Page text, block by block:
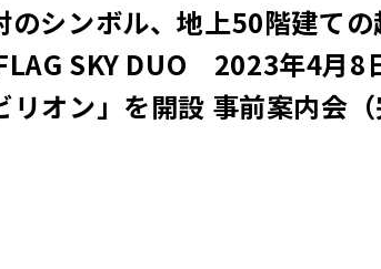
シンボル、地上50階建て
SKY DUO 2023年4月8日
オン」を開設 事前案内会（